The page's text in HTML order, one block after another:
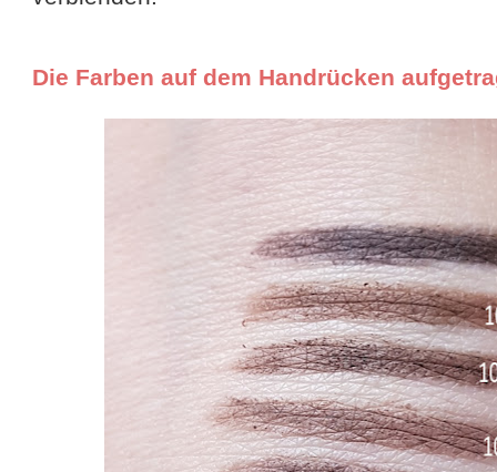
Die Farben auf dem Handrücken